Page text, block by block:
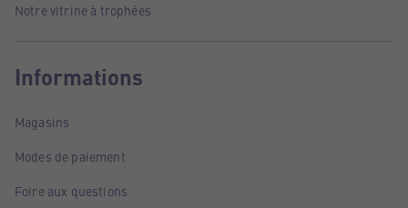
Notre vitrine à trophées
Informations
Magasins
Modes de paiement
Foire aux questions